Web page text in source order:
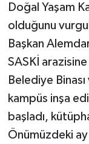
Doğal Yaşam
olduğunu
Başkan
SASKİ
Belediye
kampüs inşa
başladı,
Önümüzdeki